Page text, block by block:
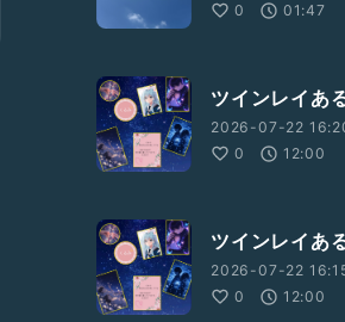
0
01:47
ツインレイ
2026-07-22
0
12:00
ツインレイ
2026-07-22
0
12:00